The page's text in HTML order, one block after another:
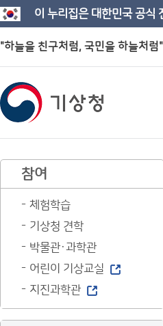
이 누리집은 대한민국 공식
"하늘을 친구처럼, 국민을 하늘처럼"
참여
체험학습
기상청 견학
박물관·과학관
어린이 기상교실
지진과학관